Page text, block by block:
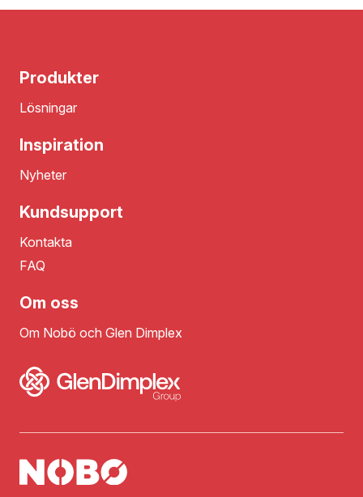
Produkter
Lösningar
Inspiration
Nyheter
Kundsupport
Kontakta
FAQ
Om oss
Om Nobö och Glen Dimplex